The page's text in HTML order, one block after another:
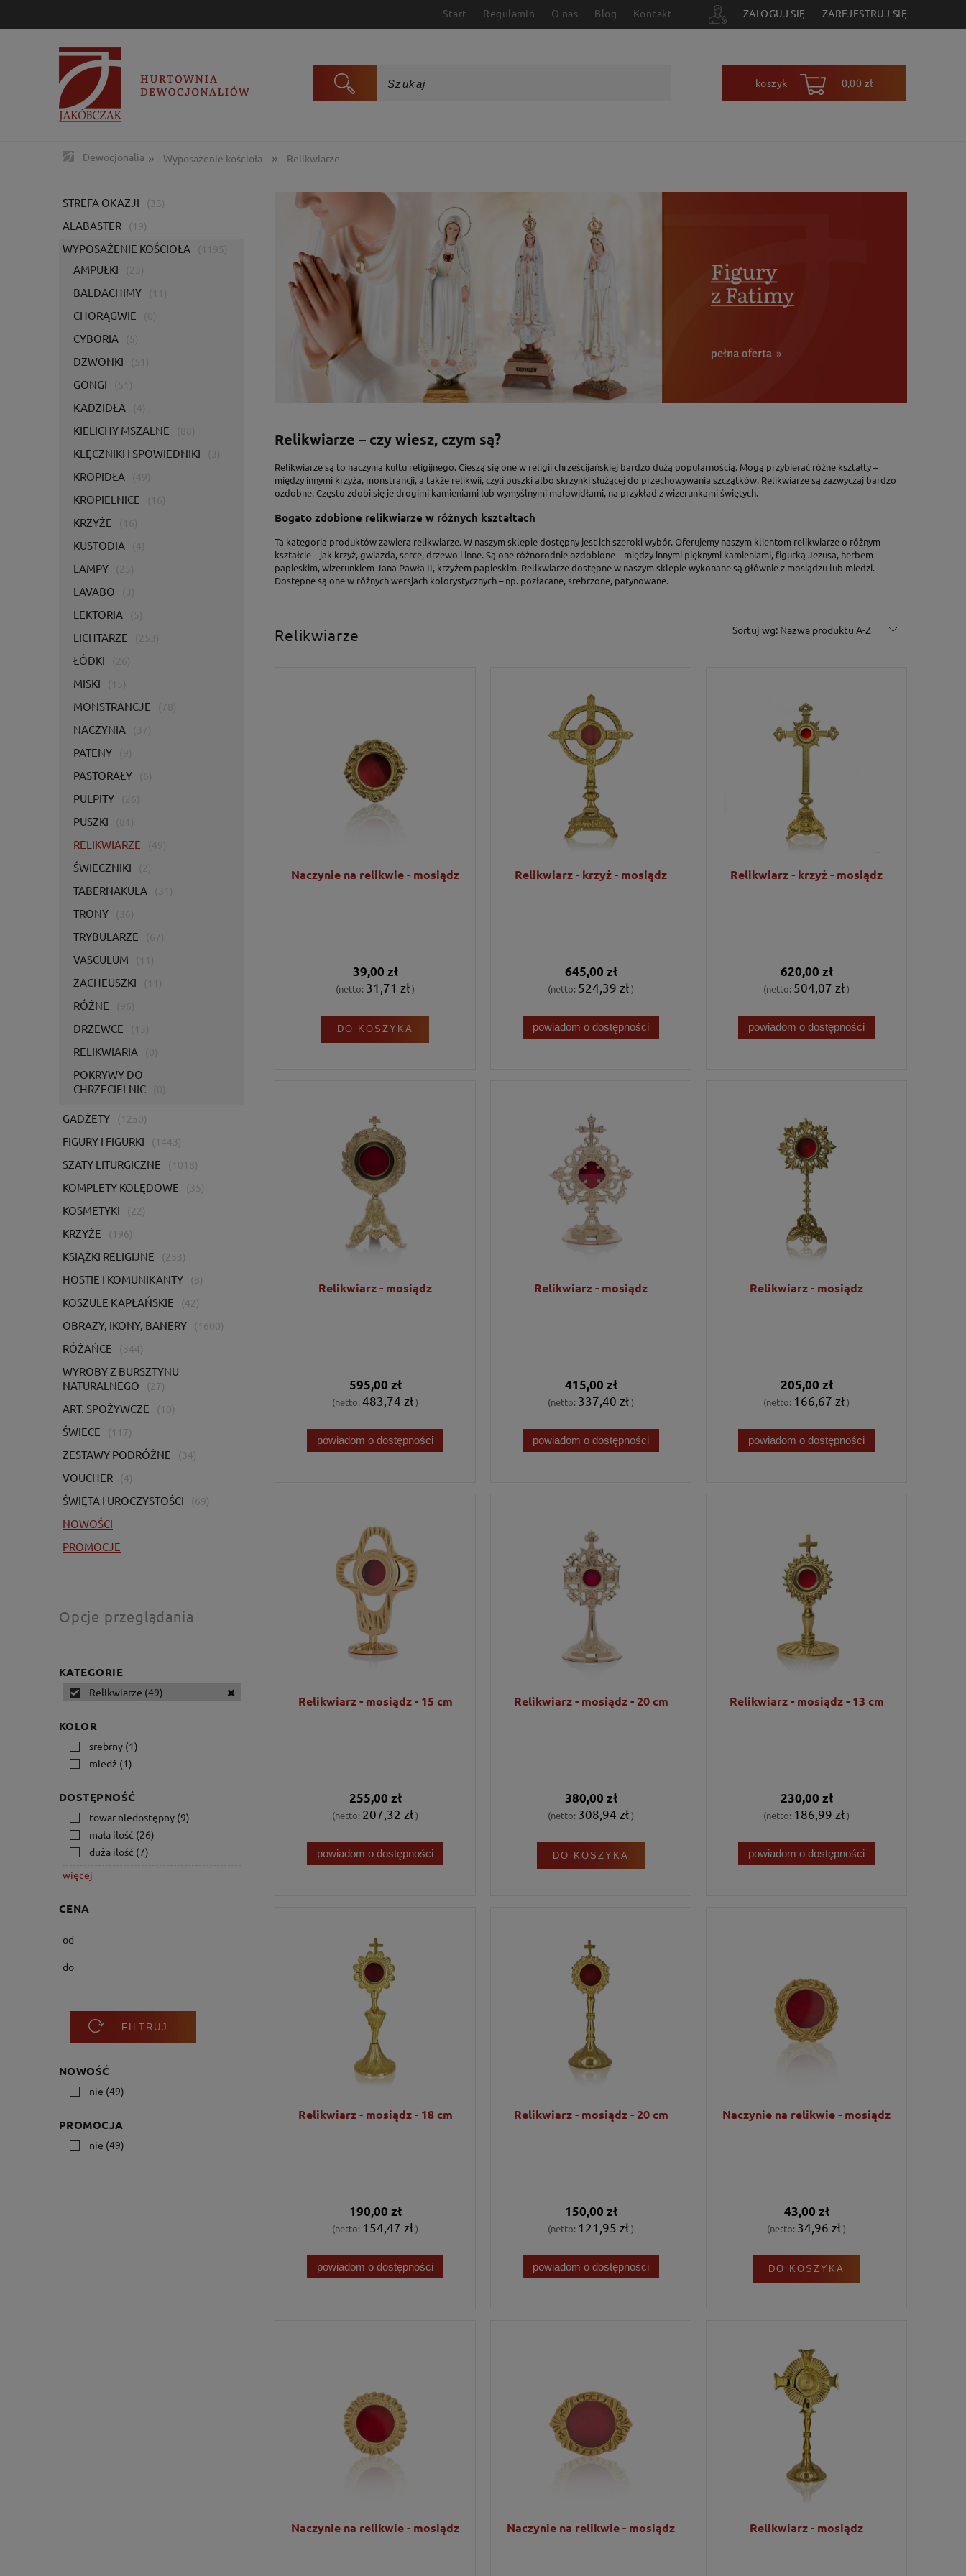
Start Regulamin O nas Blog Kontakt ZALOGUJ SIĘ ZAREJESTRUJ SIĘ
koszyk 0,00 zł
Dewocjonalia » Wyposażenie kościoła » Relikwiarze
STREFA OKAZJI (33)
ALABASTER (19)
WYPOSAŻENIE KOŚCIOŁA
AMPUŁKI
BALDACHIMY
CHORĄGWIE
CYBORIA
DZWONKI
GONGI
KADZIDŁA
KIELICHY MSZALNE
KLĘCZNIKI I SPOWIEDNIKI
KROPIDŁA
KROPIELNICE
KRZYŻE
KUSTODIA
LAMPY
LAVABO
LEKTORIA
LICHTARZE
ŁÓDKI
MISKI
MONSTRANCJE
NACZYNIA
PATENY
PASTORAŁY
PULPITY
PUSZKI
RELIKWIARZE
ŚWIECZNIKI
TABERNAKULA
TRONY
TRYBULARZE
VASCULUM
ZACHEUSZKI
RÓŻNE
DRZEWCE
RELIKWIARIA
POKRYWY DO
CHRZECIELNIC
GADŻETY (1250)
FIGURY I FIGURKI (1443)
SZATY LITURGICZNE (1018)
KOMPLETY KOLĘDOWE (35)
KOSMETYKI (22)
KRZYŻE (196)
KSIĄŻKI RELIGIJNE (253)
HOSTIE I KOMUNIKANTY (8)
KOSZULE KAPŁAŃSKIE (42)
OBRAZY, IKONY, BANERY (1600)
RÓŻAŃCE (344)
WYROBY Z BURSZTYNU
NATURALNEGO
(27)
ART. SPOŻYWCZE (10)
ŚWIECE (117)
ZESTAWY PODRÓŻNE (34)
VOUCHER (4)
ŚWIĘTA I UROCZYSTOŚCI (69)
NOWOŚCI
PROMOCJE
Opcje przeglądania
KATEGORIE
Relikwiarze (49)
KOLOR
srebrny (1)
miedź (1)
DOSTĘPNOŚĆ
towar niedostępny (9)
mała ilość (26)
duża ilość (7)
więcej
CENA
od
do
FILTRUJ
NOWOŚĆ
nie (49)
PROMOCJA
nie (49)
Relikwiarze – czy wiesz, czym są?
Relikwiarze są to naczynia kultu religijnego. Cieszą się one w religii chrześcijańskiej bardzo dużą popularnością. Mogą przybierać różne kształty –
między innymi krzyża, monstrancji, a także relikwii, czyli puszki albo skrzynki służącej do przechowywania szczątków. Relikwiarze są zazwyczaj bardzo
ozdobne. Często zdobi się je drogimi kamieniami lub wymyślnymi malowidłami, na przykład z wizerunkami świętych.
Bogato zdobione relikwiarze w różnych kształtach
Ta kategoria produktów zawiera relikwiarze. W naszym sklepie dostępny jest ich szeroki wybór. Oferujemy naszym klientom relikwiarze o różnym
kształcie – jak krzyż, gwiazda, serce, drzewo i inne. Są one różnorodnie ozdobione – między innymi pięknymi kamieniami, figurką Jezusa, herbem
papieskim, wizerunkiem Jana Pawła II, krzyżem papieskim. Relikwiarze dostępne w naszym sklepie wykonane są głównie z mosiądzu lub miedzi.
Dostępne są one w różnych wersjach kolorystycznych – np. pozłacane, srebrzone, patynowane.
Relikwiarze Sortuj wg: Nazwa produktu A-Z
Naczynie na relikwie - mosiądz
39,00 zł
(netto: 31,71 zł)
DO KOSZYKA
Relikwiarz - krzyż - mosiądz
645,00 zł
(netto: 524,39 zł)
powiadom o dostępności
Relikwiarz - krzyż - mosiądz
620,00 zł
(netto: 504,07 zł)
powiadom o dostępności
Relikwiarz - mosiądz
595,00 zł
(netto: 483,74 zł)
powiadom o dostępności
Relikwiarz - mosiądz
415,00 zł
(netto: 337,40 zł)
powiadom o dostępności
Relikwiarz - mosiądz
205,00 zł
(netto: 166,67 zł)
powiadom o dostępności
Relikwiarz - mosiądz - 15 cm
255,00 zł
(netto: 207,32 zł)
powiadom o dostępności
Relikwiarz - mosiądz - 20 cm
380,00 zł
(netto: 308,94 zł)
DO KOSZYKA
Relikwiarz - mosiądz - 13 cm
230,00 zł
(netto: 186,99 zł)
powiadom o dostępności
Relikwiarz - mosiądz - 18 cm
190,00 zł
(netto: 154,47 zł)
powiadom o dostępności
Relikwiarz - mosiądz - 20 cm
150,00 zł
(netto: 121,95 zł)
powiadom o dostępności
Naczynie na relikwie - mosiądz
43,00 zł
(netto: 34,96 zł)
DO KOSZYKA
Naczynie na relikwie - mosiądz Naczynie na relikwie - mosiądz Relikwiarz - mosiądz